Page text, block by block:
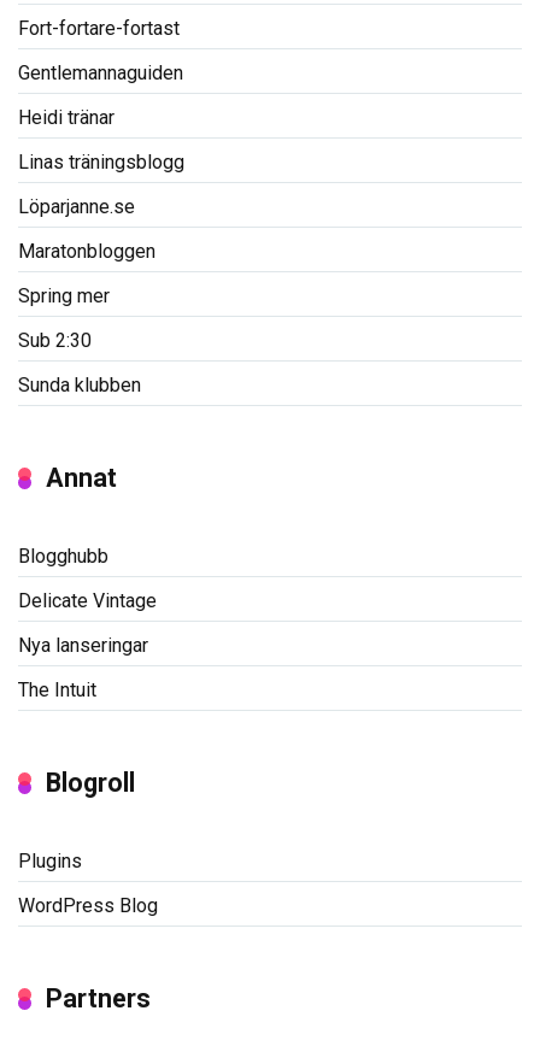
Fort-fortare-fortast
Gentlemannaguiden
Heidi tränar
Linas träningsblogg
Löparjanne.se
Maratonbloggen
Spring mer
Sub 2:30
Sunda klubben
Annat
Blogghubb
Delicate Vintage
Nya lanseringar
The Intuit
Blogroll
Plugins
WordPress Blog
Partners